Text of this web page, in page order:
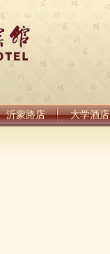
沂蒙路店 大学酒店